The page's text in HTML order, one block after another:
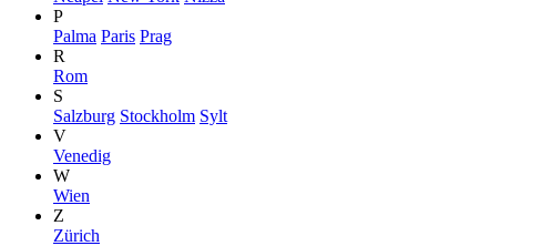
P
Palma Paris Prag
R
Rom
S
Salzburg Stockholm Sylt
V
Venedig
W
Wien
Z
Zürich